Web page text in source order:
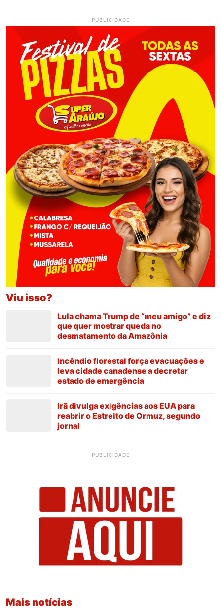
PUBLICIDADE
Viu isso?
Lula chama Trump de “meu amigo” e diz
que quer mostrar queda no
desmatamento da Amazônia
Incêndio florestal força evacuações e
leva cidade canadense a decretar
estado de emergência
Irã divulga exigências aos EUA para
reabrir o Estreito de Ormuz, segundo
jornal
PUBLICIDADE
Mais notícias